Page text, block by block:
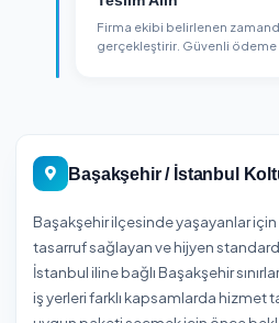
Firma Seçin
Bölgenizdeki koltuk
2
Sipariş Oluşturun
Hizmet detaylarını
siparişinizi onaylayın.